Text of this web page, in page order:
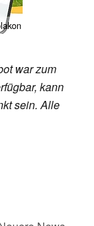
war zum
kann
sein. Alle